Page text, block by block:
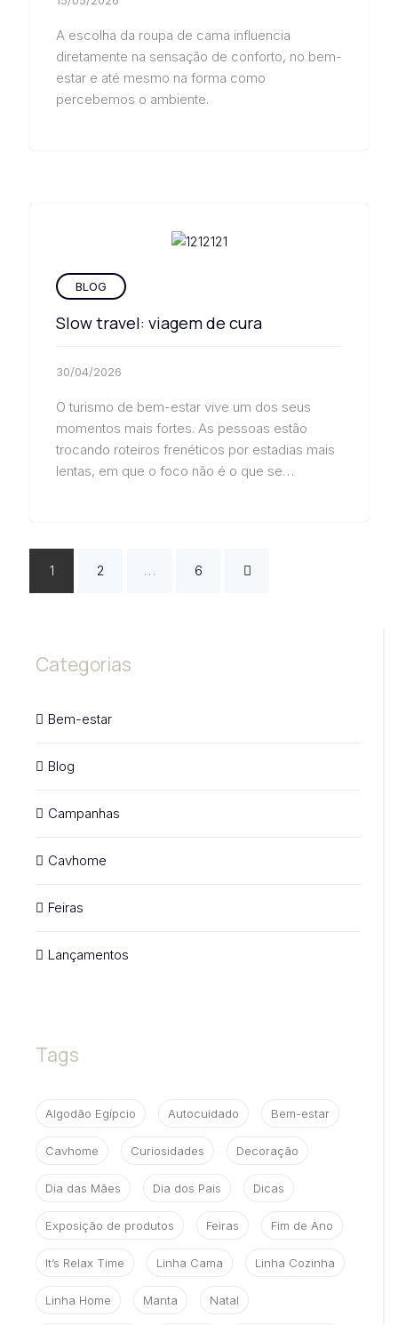
A escolha da roupa de cama influencia
diretamente na sensação de conforto, no bem-
estar e até mesmo na forma como
percebemos o ambiente.
BLOG
Slow travel: viagem de cura
30/04/2026
O turismo de bem-estar vive um dos seus
momentos mais fortes. As pessoas estão
trocando roteiros frenéticos por estadias mais
lentas, em que o foco não é o que se…
1 2 … 6
Categorias
Bem-estar
Blog
Campanhas
Cavhome
Feiras
Lançamentos
Tags
Algodão Egípcio Autocuidado Bem-estar
Cavhome Curiosidades Decoração
Dia das Mães Dia dos Pais Dicas
Exposição de produtos Feiras Fim de Ano
It’s Relax Time Linha Cama Linha Cozinha
Linha Home Manta Natal